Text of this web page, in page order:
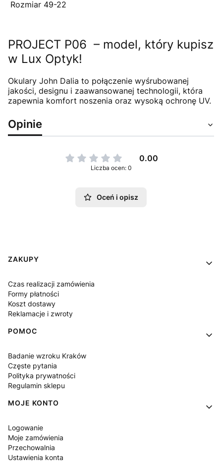
Rozmiar 49-22
PROJECT P06 – model, który kupisz
w Lux Optyk!
Okulary John Dalia to połączenie wyśrubowanej
jakości, designu i zaawansowanej technologii, która
zapewnia komfort noszenia oraz wysoką ochronę UV.
Opinie
0.00
Liczba ocen: 0
Oceń i opisz
Linki w stopce
ZAKUPY
Czas realizacji zamówienia
Formy płatności
Koszt dostawy
Reklamacje i zwroty
POMOC
Badanie wzroku Kraków
Częste pytania
Polityka prywatności
Regulamin sklepu
MOJE KONTO
Logowanie
Moje zamówienia
Przechowalnia
Ustawienia konta